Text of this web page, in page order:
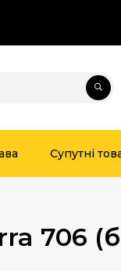
Супутні
706